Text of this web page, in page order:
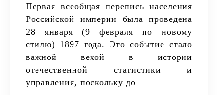
в
Первая всеобщая перепись населения
Российской империи была проведена
28 января (9 февраля по новому
стилю) 1897 года. Это событие стало
важной вехой в истории
отечественной статистики и
управления, поскольку до